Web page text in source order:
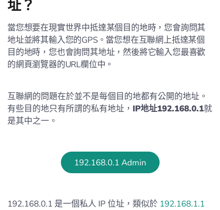
址？
當您想要在現實世界中抵達某個目的地時，您會詢問其
地址並將其輸入您的GPS。當您想在互聯網上抵達某個
目的地時，您也會詢問其地址，然後將它輸入您最喜歡
的網頁瀏覽器的URL欄位中。
互聯網的問題在於並不是每個目的地都有公開的地址。
有些目的地只有所謂的私有地址， IP地址192.168.0.1就
是其中之一。
192.168.0.1 Admin
192.168.0.1 是一個私人 IP 位址，類似於 192.168.1.1